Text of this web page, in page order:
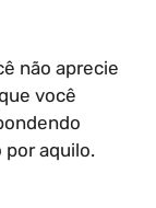
não aprecie
você
aquilo.